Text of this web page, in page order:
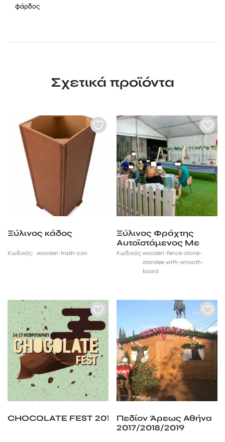
φάρδος
Σχετικά προϊόντα
Ξύλινος κάδος
Κωδικός: wooden-trash-can
Ξύλινος Φράχτης
Αυτοϊστάμενος Με
Λεία Τάβλα
Κωδικός:wooden-fence-alone-
standee-with-smooth-
board
CHOCOLATE FEST 2019
Πεδίον Άρεως Αθήνα
2017/2018/2019